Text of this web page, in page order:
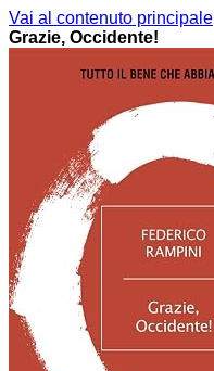
Vai al contenuto principale
Grazie, Occidente!